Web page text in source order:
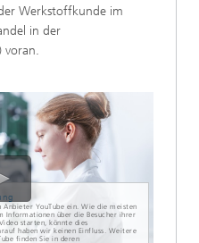
Werkstoffkunde im
in der
voran.
Anbieter YouTube ein. Wie die meisten
Informationen über die Besucher ihrer
starten, könnte dies
haben wir keinen Einfluss. Weitere
finden Sie in deren